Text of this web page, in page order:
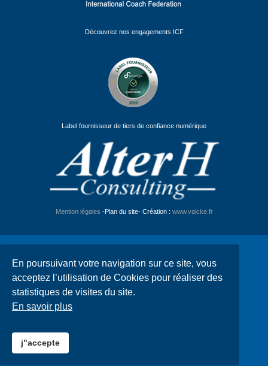
Découvrez nos engagements ICF
Label fournisseur de tiers de confiance numérique
Mention légales -Plan du site- Création : www.valcke.fr
En poursuivant votre navigation sur ce site, vous
acceptez l’utilisation de Cookies pour réaliser des
statistiques de visites du site.
En savoir plus
j"accepte